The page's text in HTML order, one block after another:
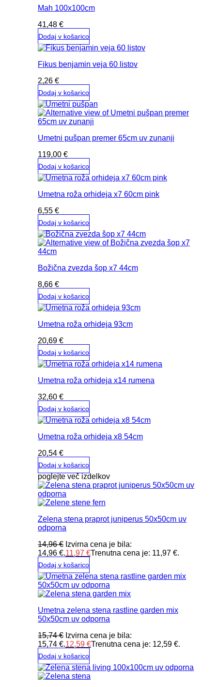
Mah 100x100cm
41,48 €
Dodaj v košarico
Fikus benjamin veja 60 listov
2,26 €
Dodaj v košarico
Umetni pušpan premer 65cm uv zunanji
119,00 €
Dodaj v košarico
Umetna roža orhideja x7 60cm pink
6,55 €
Dodaj v košarico
Božična zvezda šop x7 44cm
8,66 €
Dodaj v košarico
Umetna roža orhideja 93cm
20,69 €
Dodaj v košarico
Umetna roža orhideja x14 rumena
32,60 €
Dodaj v košarico
Umetna roža orhideja x8 54cm
20,54 €
Dodaj v košarico
poglejte več izdelkov
Zelena stena praprot juniperus 50x50cm uv
odporna
14,96€ Izvirna cena je bila:
14,96 €.11,97 €Trenutna cena je: 11,97 €.
Dodaj v košarico
Umetna zelena stena rastline garden mix
50x50cm uv odporna
15,74€ Izvirna cena je bila:
15,74 €.12,59 €Trenutna cena je: 12,59 €.
Dodaj v košarico